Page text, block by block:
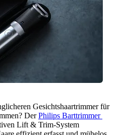
Gesichtshaartrimmer für
Der Philips Barttrimmer
Lift & Trim-System